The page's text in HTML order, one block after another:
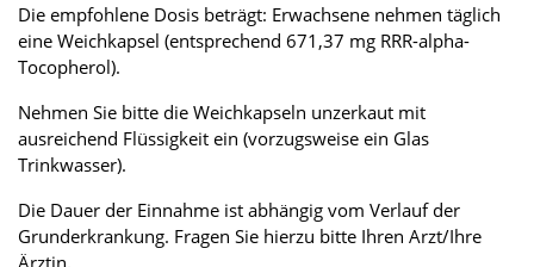
Die empfohlene Dosis beträgt: Erwachsene nehmen täglich
eine Weichkapsel (entsprechend 671,37 mg RRR-alpha-
Tocopherol).
Nehmen Sie bitte die Weichkapseln unzerkaut mit
ausreichend Flüssigkeit ein (vorzugsweise ein Glas
Trinkwasser).
Die Dauer der Einnahme ist abhängig vom Verlauf der
Grunderkrankung. Fragen Sie hierzu bitte Ihren Arzt/Ihre
Ärztin.